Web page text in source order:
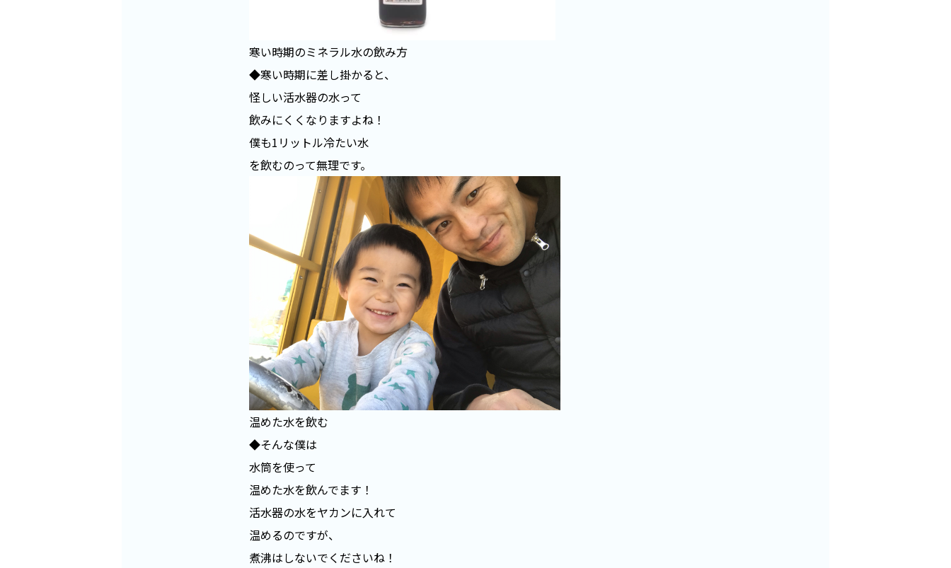
寒い時期のミネラル水の飲み方
◆寒い時期に差し掛かると、
怪しい活水器の水って
飲みにくくなりますよね！
僕も1リットル冷たい水
を飲むのって無理です。
温めた水を飲む
◆そんな僕は
水筒を使って
温めた水を飲んでます！
活水器の水をヤカンに入れて
温めるのですが、
煮沸はしないでくださいね！